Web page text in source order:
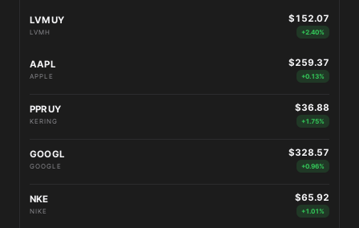
LVMUY
LVMH
$152.07
+2.40%
AAPL
APPLE
$259.37
+0.13%
PPRUY
KERING
$36.88
+1.75%
GOOGL
GOOGLE
$328.57
+0.96%
NKE
NIKE
$65.92
+1.01%